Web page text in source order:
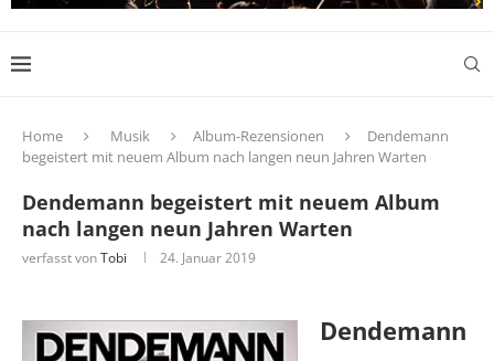
Home Musik Album-Rezensionen
Dendemann
begeistert mit neuem Album nach langen neun Jahren Warten
Dendemann begeistert mit neuem Album
nach langen neun Jahren Warten
verfasst vonTobi 24. Januar 2019
Dendemann